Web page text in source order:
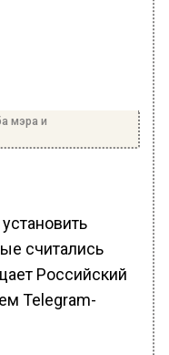
мэра и
считались
Российский
Telegram-